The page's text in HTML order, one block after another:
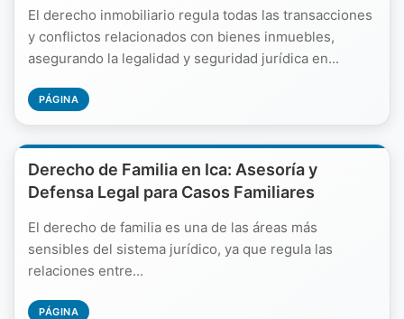
El derecho inmobiliario regula todas las transacciones
y conflictos relacionados con bienes inmuebles,
asegurando la legalidad y seguridad jurídica en...
PÁGINA
Derecho de Familia en Ica: Asesoría y
Defensa Legal para Casos Familiares
El derecho de familia es una de las áreas más
sensibles del sistema jurídico, ya que regula las
relaciones entre...
PÁGINA